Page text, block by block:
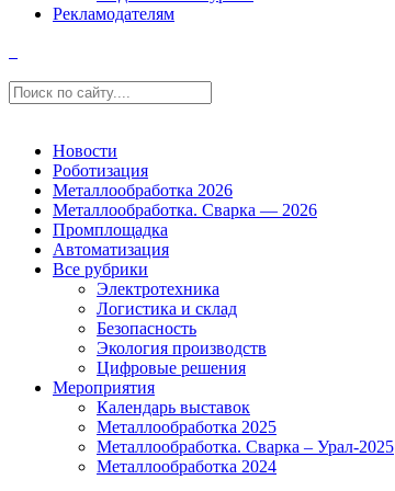
Рекламодателям
Новости
Роботизация
Металлообработка 2026
Металлообработка. Сварка — 2026
Промплощадка
Автоматизация
Все рубрики
Электротехника
Логистика и склад
Безопасность
Экология производств
Цифровые решения
Мероприятия
Календарь выставок
Металлообработка 2025
Металлообработка. Сварка – Урал-2025
Металлообработка 2024